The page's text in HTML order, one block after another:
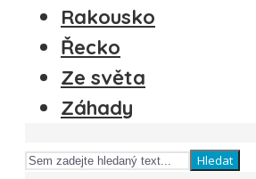
Rakousko
Řecko
Ze světa
Záhady
Hledat